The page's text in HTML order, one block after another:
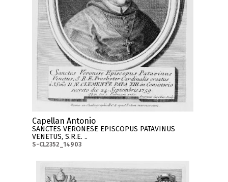
Capellan Antonio
SANCTES VERONESE EPISCOPUS PATAVINUS
VENETUS, S.R.E. ..
S-CL2352_14903